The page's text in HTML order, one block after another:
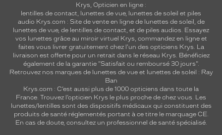
Krys, Opticien en ligne :
lentilles de contact, lunettes de vue, lunettes de soleil et piles
audio Krys.com : Site de vente en ligne de lunettes de soleil, de
lunettes de vue, de lentilles de contact, et de piles audios. Essayez
vos lunettes grâce au miroir virtuel Krys, commandez en ligne et
faites vous livrer gratuitement chez l'un des opticiens Krys. La
livraison est offerte pour un retrait dans le réseau Krys. Bénéficiez
également de la garantie "Satisfait ou remboursé 30 jours".
Retrouvez nos marques de lunettes de vue et lunettes de soleil : Ray
Ban
Krys.com : C’est aussi plus de 1000 opticiens dans toute la
France. Trouvez l’opticien Krys le plus proche de chez vous. Les
lunettes/lentilles sont des dispositifs médicaux qui constituent des
produits de santé réglementés portant à ce titre le marquage CE.
En cas de doute, consultez un professionnel de santé spécialisé.